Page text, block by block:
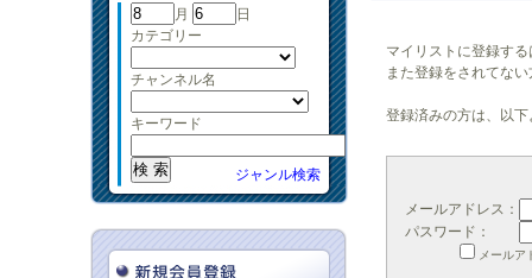
月
日
カテゴリー
チャンネル名
キーワード
ジャンル検索
マイリストに登録す
また登録をされてな
登録済みの方は、以
メールアドレス：
パスワード：
メールア